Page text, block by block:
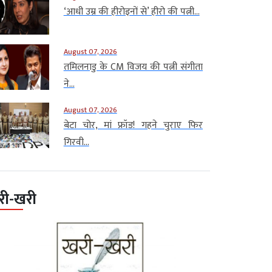
‘आधी उम्र की हीरोइनों से’ हीरो की पत्नी...
August 07, 2026
तमिलनाडु के CM विजय की पत्नी संगीता
ने...
August 07, 2026
बेटा चोर, मां फ्रॉड! गहने चुराए फिर
गिरवी...
खरी